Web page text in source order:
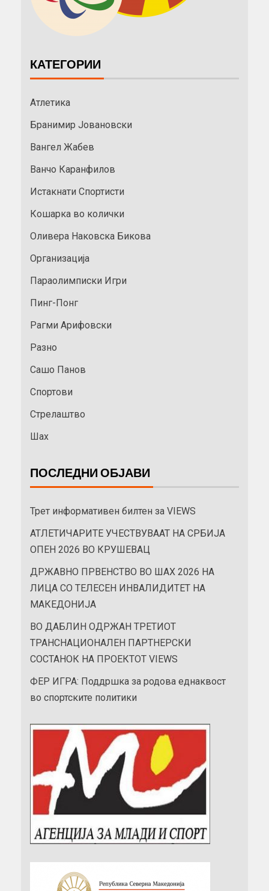
КАТЕГОРИИ
Атлетика
Бранимир Јовановски
Вангел Жабев
Ванчо Каранфилов
Истакнати Спортисти
Кошарка во колички
Оливера Наковска Бикова
Организација
Параолимписки Игри
Пинг-Понг
Рагми Арифовски
Разно
Сашо Панов
Спортови
Стрелаштво
Шах
ПОСЛЕДНИ ОБЈАВИ
Трет информативен билтен за VIEWS
АТЛЕТИЧАРИТЕ УЧЕСТВУВААТ НА СРБИЈА
ОПЕН 2026 ВО КРУШЕВАЦ
ДРЖАВНО ПРВЕНСТВО ВО ШАХ 2026 НА
ЛИЦА СО ТЕЛЕСЕН ИНВАЛИДИТЕТ НА
МАКЕДОНИЈА
ВО ДАБЛИН ОДРЖАН ТРЕТИОТ
ТРАНСНАЦИОНАЛЕН ПАРТНЕРСКИ
СОСТАНОК НА ПРОЕКТОТ VIEWS
ФЕР ИГРА: Поддршка за родова еднаквост
во спортските политики